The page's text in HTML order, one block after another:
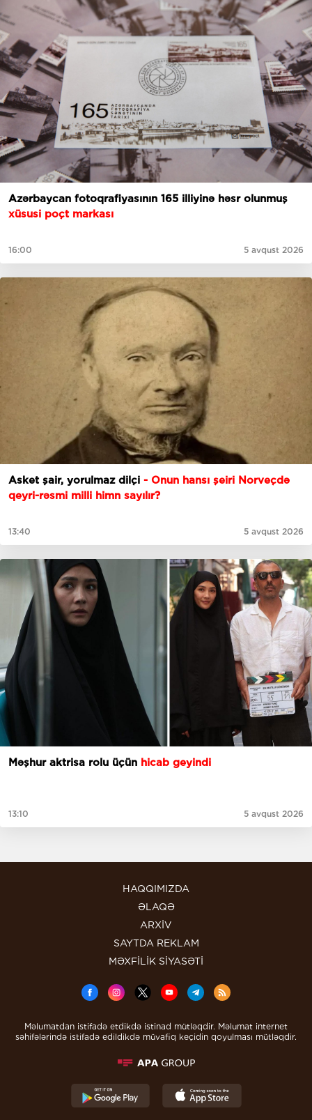
Azərbaycan fotoqrafiyasının 165 illiyinə həsr olunmuş
xüsusi poçt markası
16:00 5 avqust 2026
Asket şair, yorulmaz dilçi - Onun hansı şeiri Norveçdə
qeyri-rəsmi milli himn sayılır?
13:40 5 avqust 2026
Məşhur aktrisa rolu üçün hicab geyindi
13:10 5 avqust 2026
HAQQIMIZDA
ƏLAQƏ
ARXİV
SAYTDA REKLAM
MƏXFİLİK SİYASƏTİ
Məlumatdan istifadə etdikdə istinad mütləqdir. Məlumat internet
səhifələrində istifadə edildikdə müvafiq keçidin qoyulması mütləqdir.